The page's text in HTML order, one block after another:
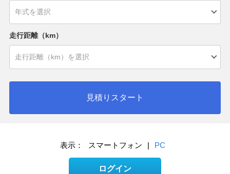
走行距離（km）
見積りスタート
表示： スマートフォン PC
ログイン